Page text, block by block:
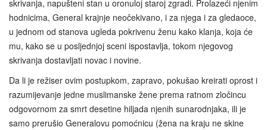
skrivanja, napušteni stan u oronuloj staroj zgradi. Prolazeći njenim
hodnicima, General krajnje neočekivano, i za njega i za gledaoce,
u jednom od stanova ugleda pokrivenu ženu kako klanja, koja će
mu, kako se u posljednjoj sceni ispostavlja, tokom njegovog
skrivanja dostavljati novac i novine.
Da li je režiser ovim postupkom, zapravo, pokušao kreirati oprost i
razumijevanje jedne muslimanske žene prema ratnom zločincu
odgovornom za smrt desetine hiljada njenih sunarodnjaka, ili je
samo prerušio Generalovu pomoćnicu (žena na kraju ne skine